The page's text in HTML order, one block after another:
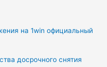
на 1win официальный
досрочного снятия